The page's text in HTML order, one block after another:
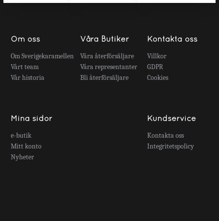
Om oss
Om Sverigekaramellen
Vårt team
Vår historia
Våra Butiker
Våra återförsäljare
Våra representanter
Bli återförsäljare
Kontakta oss
Villkor
GDPR
Cookies
Mina sidor
e-butik
Mitt konto
Nyheter
Kundservice
Kontakta oss
Integritetspolicy